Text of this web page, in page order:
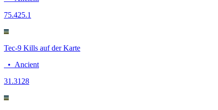
75.425.1
Tec-9 Kills auf der Karte
• Ancient
31.3128